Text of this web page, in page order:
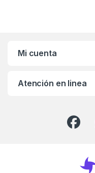
Mi cuenta
Atención en linea